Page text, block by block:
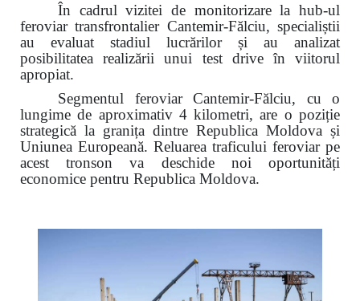
În cadrul vizitei de monitorizare la hub-ul
feroviar transfrontalier Cantemir-Fălciu, specialiștii
au evaluat stadiul lucrărilor și au analizat
posibilitatea realizării unui test drive în viitorul
apropiat.
Segmentul feroviar Cantemir-Fălciu, cu o
lungime de aproximativ 4 kilometri, are o poziție
strategică la granița dintre Republica Moldova și
Uniunea Europeană. Reluarea traficului feroviar pe
acest tronson va deschide noi oportunități
economice pentru Republica Moldova.